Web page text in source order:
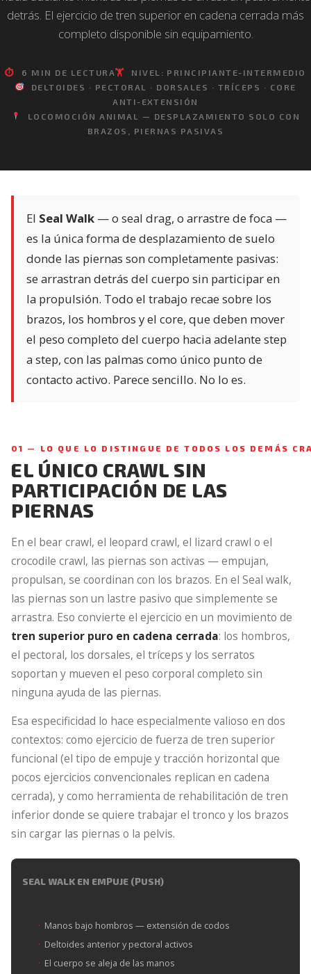
detrás. El ejercicio de tren superior en cadena cerrada más
completo disponible sin equipamiento.
⏱ 6 MIN DE LECTURA🏋️
NIVEL: PRINCIPIANTE-INTERMEDIO
DELTOIDES · PECTORAL · DORSALES · TRÍCEPS · CORE
ANTI-EXTENSIÓN
LOCOMOCIÓN ANIMAL — DESPLAZAMIENTO SOLO CON
BRAZOS, PIERNAS PASIVAS
El Seal Walk — o seal drag, o arrastre de foca —
es la única forma de desplazamiento de suelo
donde las piernas son completamente pasivas:
se arrastran detrás del cuerpo sin participar en
la propulsión. Todo el trabajo recae sobre los
brazos, los hombros y el core, que deben mover
el peso completo del cuerpo hacia adelante step
a step, con las palmas como único punto de
contacto activo. Parece sencillo. No lo es.
01 — LO QUE LO DISTINGUE DE TODOS LOS DEMÁS
EL ÚNICO CRAWL SIN
PARTICIPACIÓN DE LAS
PIERNAS
En el bear crawl, el leopard crawl, el lizard crawl o el
crocodile crawl, las piernas son activas — empujan,
propulsan, se coordinan con los brazos. En el Seal walk,
las piernas son un lastre pasivo que simplemente se
arrastra. Eso convierte el ejercicio en un movimiento de
tren superior puro en cadena cerrada: los hombros,
el pectoral, los dorsales, el tríceps y los serratos
soportan y mueven el peso corporal completo sin
ninguna ayuda de las piernas.
Esa especificidad lo hace especialmente valioso en dos
contextos: como ejercicio de fuerza de tren superior
funcional (el tipo de empuje y tracción horizontal que
pocos ejercicios convencionales replican en cadena
cerrada), y como herramienta de rehabilitación de tren
inferior donde se quiere trabajar el tronco y los brazos
sin cargar las piernas o la pelvis.
SEAL WALK EN EMPUJE (PUSH)
Manos bajo hombros — extensión de codos
Deltoides anterior y pectoral activos
El cuerpo se aleja de las manos